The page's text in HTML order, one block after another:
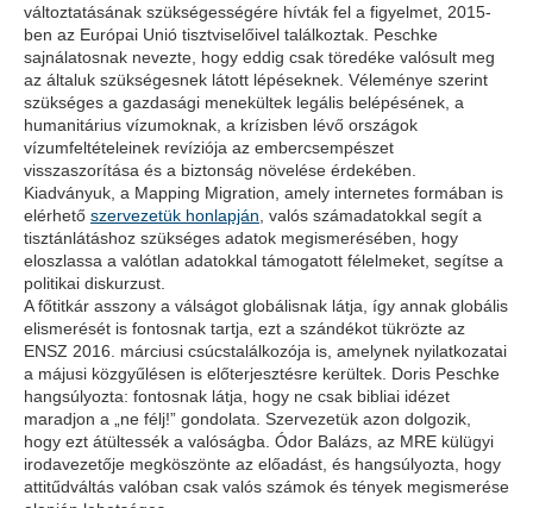
változtatásának szükségességére hívták fel a figyelmet, 2015-
ben az Európai Unió tisztviselőivel találkoztak. Peschke
sajnálatosnak nevezte, hogy eddig csak töredéke valósult meg
az általuk szükségesnek látott lépéseknek. Véleménye szerint
szükséges a gazdasági menekültek legális belépésének, a
humanitárius vízumoknak, a krízisben lévő országok
vízumfeltételeinek revíziója az embercsempészet
visszaszorítása és a biztonság növelése érdekében.
Kiadványuk, a Mapping Migration, amely internetes formában is
elérhető szervezetük honlapján , valós számadatokkal segít a
tisztánlátáshoz szükséges adatok megismerésében, hogy
eloszlassa a valótlan adatokkal támogatott félelmeket, segítse a
politikai diskurzust.
A főtitkár asszony a válságot globálisnak látja, így annak globális
elismerését is fontosnak tartja, ezt a szándékot tükrözte az
ENSZ 2016. márciusi csúcstalálkozója is, amelynek nyilatkozatai
a májusi közgyűlésen is előterjesztésre kerültek. Doris Peschke
hangsúlyozta: fontosnak látja, hogy ne csak bibliai idézet
maradjon a „ne félj!” gondolata. Szervezetük azon dolgozik,
hogy ezt átültessék a valóságba. Ódor Balázs, az MRE külügyi
irodavezetője megköszönte az előadást, és hangsúlyozta, hogy
attitűdváltás valóban csak valós számok és tények megismerése